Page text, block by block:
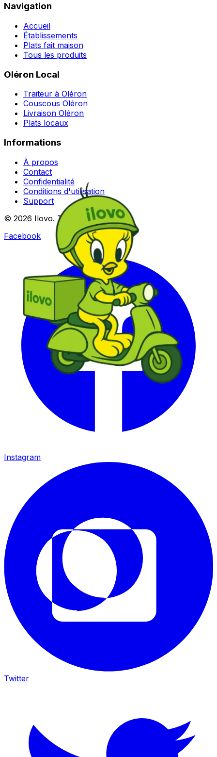
Navigation
Accueil
Établissements
Plats fait maison
Tous les produits
Oléron Local
Traiteur à Oléron
Couscous Oléron
Livraison Oléron
Plats locaux
Informations
À propos
Contact
Confidentialité
Conditions d'utilisation
Support
© 2026 Ilovo. Tous droits réservés.
Facebook
Instagram
Twitter